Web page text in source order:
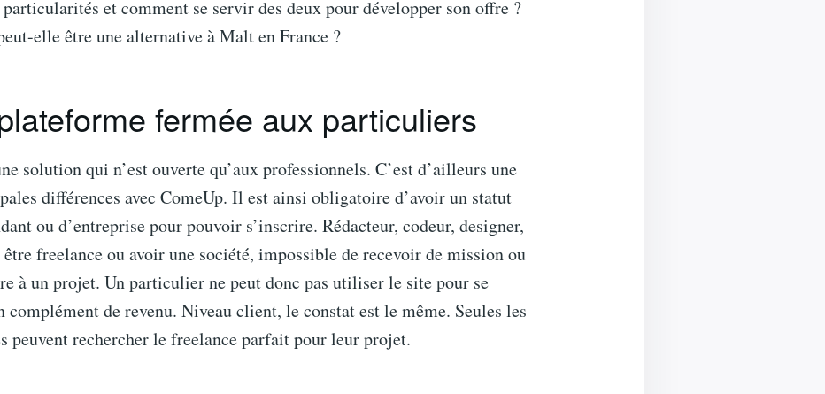
et comment se servir des deux pour développer son offre ?
elle être une alternative à Malt en France ?
fermée aux particuliers
solution qui n’est ouverte qu’aux professionnels. C’est d’ailleurs une
différences avec ComeUp. Il est ainsi obligatoire d’avoir un statut
ou d’entreprise pour pouvoir s’inscrire. Rédacteur, codeur, designer,
être freelance ou avoir une société, impossible de recevoir de mission ou
à un projet. Un particulier ne peut donc pas utiliser le site pour se
complément de revenu. Niveau client, le constat est le même. Seules les
peuvent rechercher le freelance parfait pour leur projet.